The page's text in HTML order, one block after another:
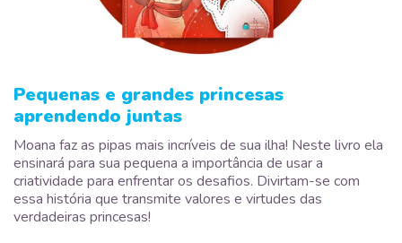
Pequenas e grandes princesas
aprendendo juntas
Moana faz as pipas mais incríveis de sua ilha! Neste livro ela
ensinará para sua pequena a importância de usar a
criatividade para enfrentar os desafios. Divirtam-se com
essa história que transmite valores e virtudes das
verdadeiras princesas!